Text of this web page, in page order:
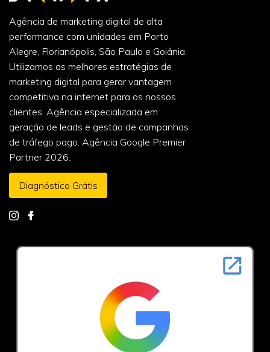
Agência de marketing digital de alta
performance com unidades em Porto
Alegre, Florianópolis, São Paulo e Goiânia.
Utilizamos as melhores estratégias de
marketing digital para gerar vantagem
competitiva na internet para os nossos
clientes. Agência especializada em
geração de leads e gestão de campanhas
de tráfego pago. Agência Google Premier
Partner 2026.
Diagnóstico Grátis